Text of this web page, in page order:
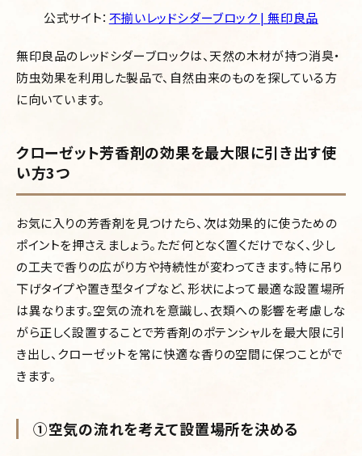
公式サイト： 不揃いレッドシダーブロック | 無印良品
無印良品のレッドシダーブロックは、 天然の木材が持つ消臭・
防虫効果を利用した製品で、自然由来のものを探している方
に向いています。
クローゼット芳香剤の効果を最大限に引き出す使
い方3つ
お気に入りの芳香剤を見つけたら、次は効果的に使うための
ポイントを押さえましょう。ただ何となく置くだけでなく、少し
の工夫で香りの広がり方や持続性が変わってきます。特に吊り
下げタイプや置き型タイプなど、形状によって最適な設置場所
は異なります。空気の流れを意識し、衣類への影響を考慮しな
がら正しく設置することで芳香剤のポテンシャルを最大限に引
き出し、クローゼットを常に快適な香りの空間に保つことがで
きます。
①空気の流れを考えて設置場所を決める